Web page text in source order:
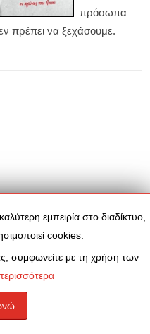
πρόσωπα
πρέπει να ξεχάσουμε.
εμπειρία στο διαδίκτυο,
cookies.
συμφωνείτε με τη χρήση των